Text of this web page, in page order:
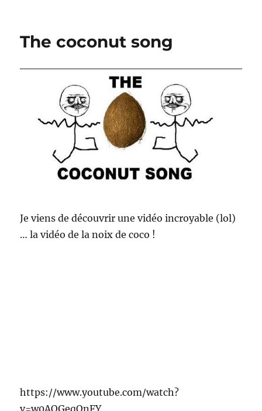
The coconut song
Je viens de découvrir une vidéo incroyable (lol)
… la vidéo de la noix de coco !
https://www.youtube.com/watch?